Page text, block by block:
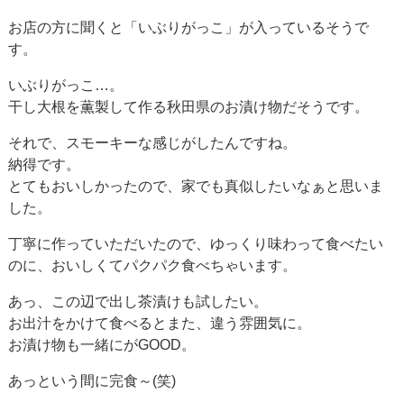
お店の方に聞くと「いぶりがっこ」が入っているそうで
す。
いぶりがっこ…。
干し大根を薫製して作る秋田県のお漬け物だそうです。
それで、スモーキーな感じがしたんですね。
納得です。
とてもおいしかったので、家でも真似したいなぁと思いま
した。
丁寧に作っていただいたので、ゆっくり味わって食べたい
のに、おいしくてパクパク食べちゃいます。
あっ、この辺で出し茶漬けも試したい。
お出汁をかけて食べるとまた、違う雰囲気に。
お漬け物も一緒にがGOOD。
あっという間に完食～(笑)